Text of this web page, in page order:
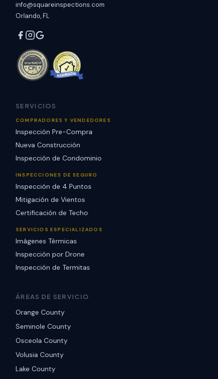
info@squareinspections.com
Orlando, FL
SERVICIOS
COMPRADORES Y VENDEDORES
Inspección Pre-Compra
Nueva Construcción
Inspección de Condominio
INSPECCIONES DE SEGURO
Inspección de 4 Puntos
Mitigación de Vientos
Certificación de Techo
SERVICIOS ESPECIALIZADOS
Imágenes Térmicas
Inspección por Drone
Inspección de Termitas
ÁREAS DE SERVICIO
Orange County
Seminole County
Osceola County
Volusia County
Lake County